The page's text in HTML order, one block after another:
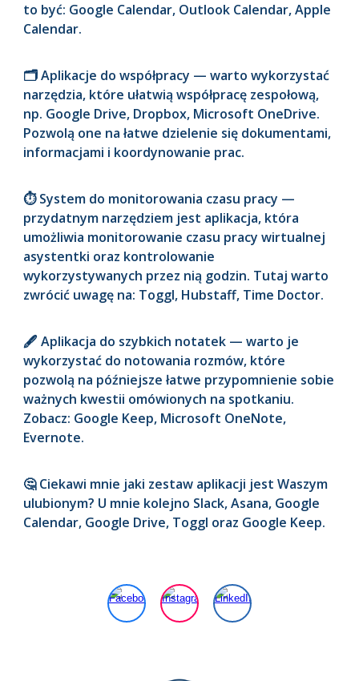
to być: Google Calendar, Outlook Calendar, Apple
Calendar.
🗂️ Aplikacje do współpracy — warto wykorzystać
narzędzia, które ułatwią współpracę zespołową,
np. Google Drive, Dropbox, Microsoft OneDrive.
Pozwolą one na łatwe dzielenie się dokumentami,
informacjami i koordynowanie prac.
⏱️ System do monitorowania czasu pracy —
przydatnym narzędziem jest aplikacja, która
umożliwia monitorowanie czasu pracy wirtualnej
asystentki oraz kontrolowanie
wykorzystywanych przez nią godzin. Tutaj warto
zwrócić uwagę na: Toggl, Hubstaff, Time Doctor.
🖋️ Aplikacja do szybkich notatek — warto je
wykorzystać do notowania rozmów, które
pozwolą na późniejsze łatwe przypomnienie sobie
ważnych kwestii omówionych na spotkaniu.
Zobacz: Google Keep, Microsoft OneNote,
Evernote.
🤔 Ciekawi mnie jaki zestaw aplikacji jest Waszym
ulubionym? U mnie kolejno Slack, Asana, Google
Calendar, Google Drive, Toggl oraz Google Keep.